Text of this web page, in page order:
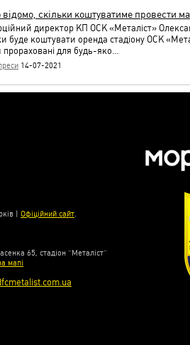
відомо, скільки коштуватиме провести
директор КП ОСК «Металіст»
буде коштувати оренда стадіону ОСК
прораховані для будь-яко…
14-07-2021
| Офіційний сайт.
65, стадіон “Металіст”
мапі